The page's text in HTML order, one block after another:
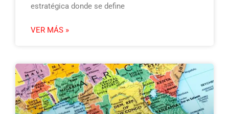
estratégica donde se define
VER MÁS »